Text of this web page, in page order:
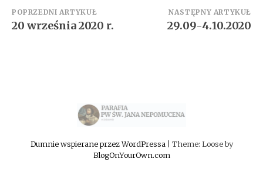
Zobacz
wpisy
POPRZEDNI ARTYKUŁ
20 września 2020 r.
NASTĘPNY ARTYKUŁ
29.09-4.10.2020
Dumnie wspierane przez WordPressa
Theme: Loose by
BlogOnYourOwn.com